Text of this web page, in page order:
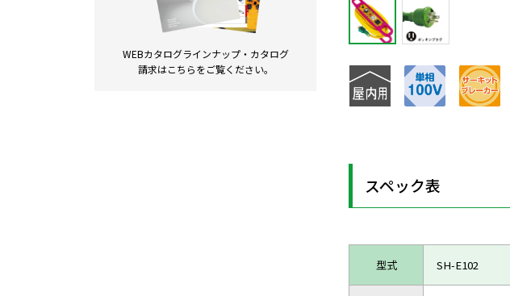
WEBカタログラインナップ・ カタログ
請求はこちらをご覧ください。
スペック表
型式 SH-E102